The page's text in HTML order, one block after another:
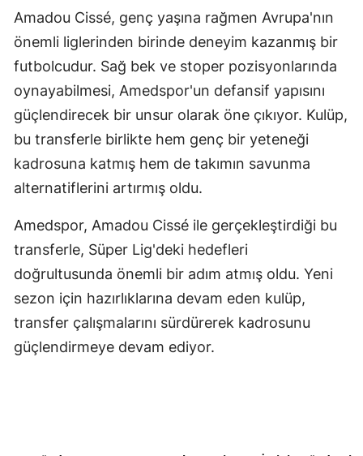
Ordu
Rize
Sakarya
Samsun
Siirt
Sivas
Trabzon
Van
Amadou Cissé, genç yaşına rağmen Avrupa'nın
önemli liglerinden birinde deneyim kazanmış bir
futbolcudur. Sağ bek ve stoper pozisyonlarında
oynayabilmesi, Amedspor'un defansif yapısını
güçlendirecek bir unsur olarak öne çıkıyor. Kulüp,
bu transferle birlikte hem genç bir yeteneği
kadrosuna katmış hem de takımın savunma
alternatiflerini artırmış oldu.
Amedspor, Amadou Cissé ile gerçekleştirdiği bu
transferle, Süper Lig'deki hedefleri
doğrultusunda önemli bir adım atmış oldu. Yeni
sezon için hazırlıklarına devam eden kulüp,
transfer çalışmalarını sürdürerek kadrosunu
güçlendirmeye devam ediyor.